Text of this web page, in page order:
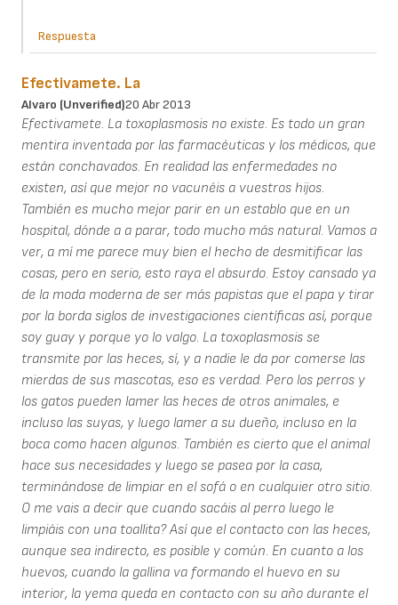
Respuesta
Efectivamete. La
Alvaro (unverified)20 Abr 2013
Efectivamete. La toxoplasmosis no existe. Es todo un gran
mentira inventada por las farmacéuticas y los médicos, que
están conchavados. En realidad las enfermedades no
existen, así que mejor no vacunéis a vuestros hijos.
También es mucho mejor parir en un establo que en un
hospital, dónde a a parar, todo mucho más natural. Vamos a
ver, a mí me parece muy bien el hecho de desmitificar las
cosas, pero en serio, esto raya el absurdo. Estoy cansado ya
de la moda moderna de ser más papistas que el papa y tirar
por la borda siglos de investigaciones científicas así, porque
soy guay y porque yo lo valgo. La toxoplasmosis se
transmite por las heces, sí, y a nadie le da por comerse las
mierdas de sus mascotas, eso es verdad. Pero los perros y
los gatos pueden lamer las heces de otros animales, e
incluso las suyas, y luego lamer a su dueño, incluso en la
boca como hacen algunos. También es cierto que el animal
hace sus necesidades y luego se pasea por la casa,
terminándose de limpiar en el sofá o en cualquier otro sitio.
O me vais a decir que cuando sacáis al perro luego le
limpiáis con una toallita? Así que el contacto con las heces,
aunque sea indirecto, es posible y común. En cuanto a los
huevos, cuando la gallina va formando el huevo en su
interior, la yema queda en contacto con su año durante el